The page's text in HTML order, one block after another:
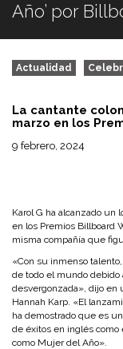
Año’ por
Actualidad
La cantante
marzo en los
9 febrero, 2024
Karol G ha alcanzado un
en los Premios Billboard
misma compañía que
«Con su inmenso
de todo el mundo debido
desvergonzada», dijo en
Hannah Karp. «El
ha demostrado que es
de éxitos en inglés como
como Mujer del Año».